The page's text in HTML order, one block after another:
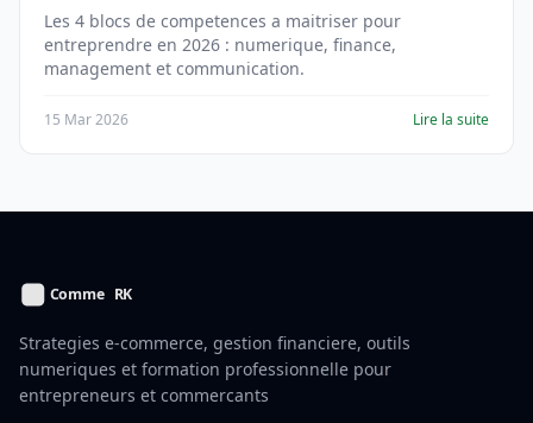
Les 4 blocs de competences a maitriser pour
entreprendre en 2026 : numerique, finance,
management et communication.
15 Mar 2026 Lire la suite
Strategies e-commerce, gestion financiere, outils
numeriques et formation professionnelle pour
entrepreneurs et commercants